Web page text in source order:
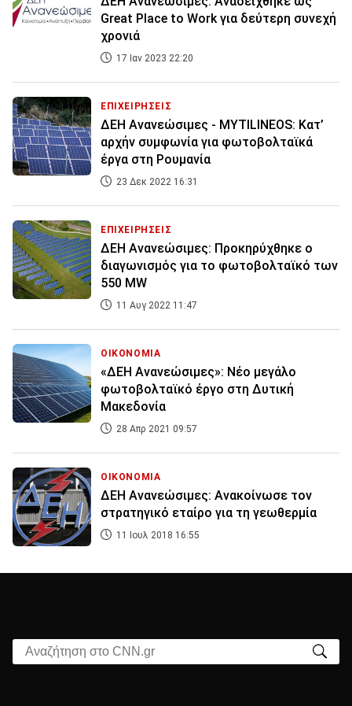
Great Place to Work για δεύτερη συνεχή
χρονιά
17 Ιαν 2023 22:20
ΕΠΙΧΕΙΡΗΣΕΙΣ
ΔΕΗ Ανανεώσιμες - MYTILINEOS: Κατ’
αρχήν συμφωνία για φωτοβολταϊκά
έργα στη Ρουμανία
23 Δεκ 2022 16:31
ΕΠΙΧΕΙΡΗΣΕΙΣ
ΔΕΗ Ανανεώσιμες: Προκηρύχθηκε ο
διαγωνισμός για το φωτοβολταϊκό των
550 MW
11 Αυγ 2022 11:47
ΟΙΚΟΝΟΜΙΑ
«ΔΕΗ Ανανεώσιμες»: Νέο μεγάλο
φωτοβολταϊκό έργο στη Δυτική
Μακεδονία
28 Απρ 2021 09:57
ΟΙΚΟΝΟΜΙΑ
ΔΕΗ Ανανεώσιμες: Ανακοίνωσε τον
στρατηγικό εταίρο για τη γεωθερμία
11 Ιουλ 2018 16:55
Αναζήτηση στο CNN.gr